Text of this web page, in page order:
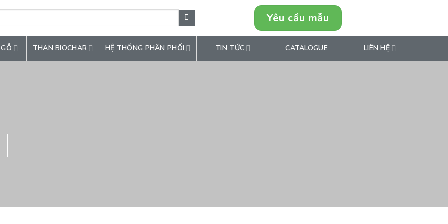
Yêu cầu mẫu
THAN BIOCHAR HỆ THỐNG PHÂN PHỐI TIN TỨC CATALOGUE LIÊN HỆ